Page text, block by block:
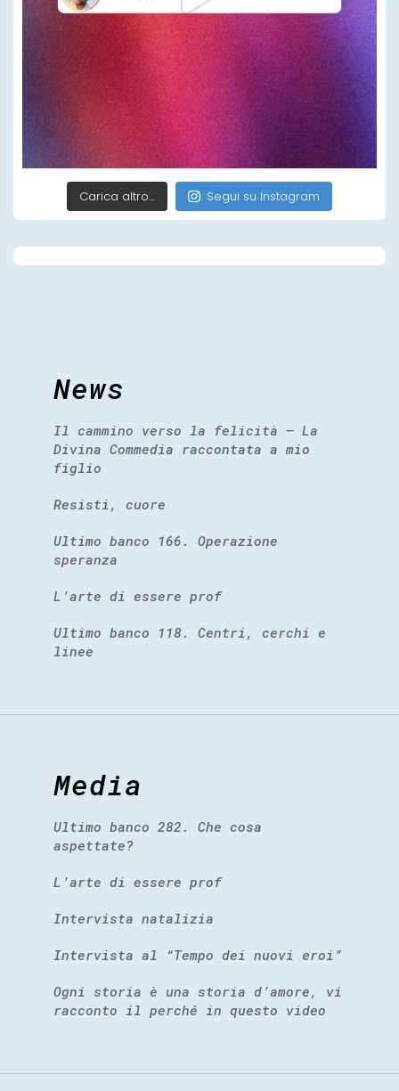
Carica altro… Segui su Instagram
News
Il cammino verso la felicità – La
Divina Commedia raccontata a mio
figlio
Resisti, cuore
Ultimo banco 166. Operazione
speranza
L’arte di essere prof
Ultimo banco 118. Centri, cerchi e
linee
Media
Ultimo banco 282. Che cosa
aspettate?
L’arte di essere prof
Intervista natalizia
Intervista al “Tempo dei nuovi eroi”
Ogni storia è una storia d’amore, vi
racconto il perché in questo video